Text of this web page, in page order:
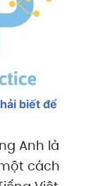
biết để
Anh là
cách